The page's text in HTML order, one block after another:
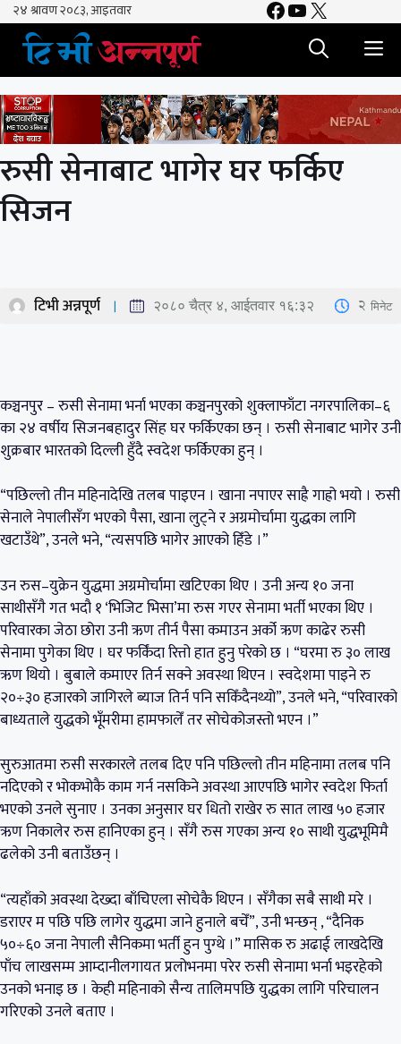
Skip
content
Facebook
YouTube
X
रुसी सेनाबाट भागेर घर फर्किए
सिजन
टिभी अन्नपूर्ण २०८० चैत्र ४, आईतवार १६:३२ 2 मिनेट
कञ्चनपुर – रुसी सेनामा भर्ना भएका कञ्चनपुरको शुक्लाफाँटा नगरपालिका–६
का २४ वर्षीय सिजनबहादुर सिंह घर फर्किएका छन् । रुसी सेनाबाट भागेर उनी
शुक्रबार भारतको दिल्ली हुँदै स्वदेश फर्किएका हुन् ।
“पछिल्लो तीन महिनादेखि तलब पाइएन । खाना नपाएर साह्रै गाह्रो भयो । रुसी
सेनाले नेपालीसँग भएको पैसा, खाना लुट्ने र अग्रमोर्चामा युद्धका लागि
खटाउँथे”, उनले भने, “त्यसपछि भागेर आएको हिँडे ।”
उन रुस–युक्रेन युद्धमा अग्रमोर्चामा खटिएका थिए । उनी अन्य १० जना
साथीसँगै गत भदौ १ ‘भिजिट भिसा’मा रुस गएर सेनामा भर्ती भएका थिए ।
परिवारका जेठा छोरा उनी ऋण तीर्न पैसा कमाउन अर्को ऋण काढेर रुसी
सेनामा पुगेका थिए । घर फर्किंदा रित्तो हात हुनु परेको छ । “घरमा रु ३० लाख
ऋण थियो । बुबाले कमाएर तिर्न सक्ने अवस्था थिएन । स्वदेशमा पाइने रु
२०÷३० हजारको जागिरले ब्याज तिर्न पनि सकिँदैनथ्यो”, उनले भने, “परिवारको
बाध्यताले युद्धको भूँमरीमा हामफालेँ तर सोचेकोजस्तो भएन ।”
सुरुआतमा रुसी सरकारले तलब दिए पनि पछिल्लो तीन महिनामा तलब पनि
नदिएको र भोकभोकै काम गर्न नसकिने अवस्था आएपछि भागेर स्वदेश फिर्ता
भएको उनले सुनाए । उनका अनुसार घर धितो राखेर रु सात लाख ५० हजार
ऋण निकालेर रुस हानिएका हुन् । सँगै रुस गएका अन्य १० साथी युद्धभूमिमै
ढलेको उनी बताउँछन् ।
“त्यहाँको अवस्था देख्दा बाँचिएला सोचेकै थिएन । सँगैका सबै साथी मरे ।
डराएर म पछि पछि लागेर युद्धमा जाने हुनाले बचेँ”, उनी भन्छन् , “दैनिक
५०÷६० जना नेपाली सैनिकमा भर्ती हुन पुग्थे ।” मासिक रु अढाई लाखदेखि
पाँच लाखसम्म आम्दानीलगायत प्रलोभनमा परेर रुसी सेनामा भर्ना भइरहेको
उनको भनाइ छ । केही महिनाको सैन्य तालिमपछि युद्धका लागि परिचालन
गरिएको उनले बताए ।